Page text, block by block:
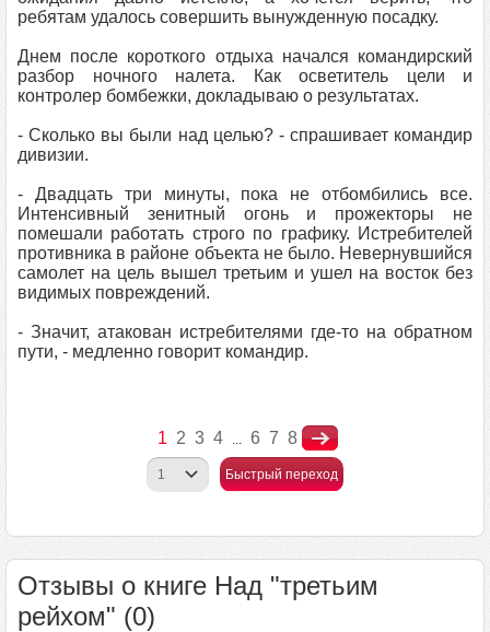
ребятам удалось совершить вынужденную посадку.
Днем после короткого отдыха начался командирский
разбор ночного налета. Как осветитель цели и
контролер бомбежки, докладываю о результатах.
- Сколько вы были над целью? - спрашивает командир
дивизии.
- Двадцать три минуты, пока не отбомбились все.
Интенсивный зенитный огонь и прожекторы не
помешали работать строго по графику. Истребителей
противника в районе объекта не было. Невернувшийся
самолет на цель вышел третьим и ушел на восток без
видимых повреждений.
- Значит, атакован истребителями где-то на обратном
пути, - медленно говорит командир.
1 2 3 4 ... 6 7 8
Быстрый переход
Отзывы о книге Над "третьим
рейхом" (0)